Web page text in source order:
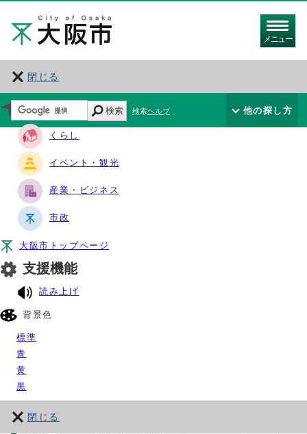
メニュー
閉じる
サイト・ナビ
くらし
イベント・観光
産業・ビジネス
市政
大阪市トップページ
支援機能
読み上げ
背景色
標準
青
黄
黒
閉じる
検索 検索ヘルプ 他の探し方